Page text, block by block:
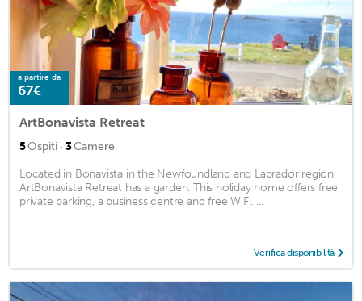
a partire da
67€
ArtBonavista Retreat
5Ospiti · 3Camere
Located in Bonavista in the Newfoundland and Labrador region,
ArtBonavista Retreat has a garden. This holiday home offers free
private parking, a business centre and free WiFi. ...
Verifica disponibilità